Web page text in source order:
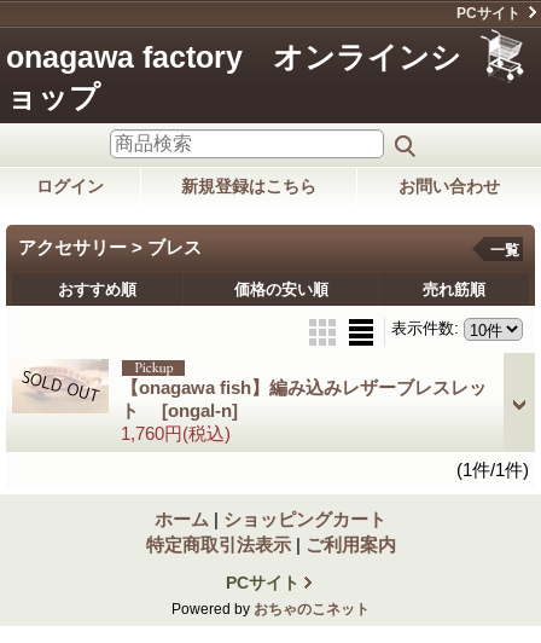
PCサイト
onagawa factory オンラインシ
ョップ
ログイン 新規登録はこちら お問い合わせ
アクセサリー > ブレス 一覧
おすすめ順 価格の安い順 売れ筋順
表示件数:
【onagawa fish】編み込みレザーブレスレッ
ト [ongal-n]
1,760円(税込)
(1件/1件)
ホーム | ショッピングカート
特定商取引法表示 | ご利用案内
PCサイト
Powered by おちゃのこネット